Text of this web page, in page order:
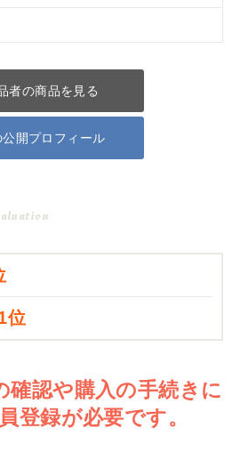
者の商品を見る
開プロフィール
位
確認や購入の手続きに
登録が必要です。